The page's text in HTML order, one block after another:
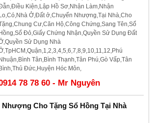
Kiện,Lập Hồ Sơ,Nhận Làm,Nhận
Ở,Đất ở,Chuyển Nhượng,Tại Nhà,Cho
Cư,Căn Hộ,Công Chứng,Sang Tên,Sổ
Đỏ,Giấy Chứng Nhận,Quyền Sử Dụng Đất
Sử Dụng Nhà
Tân,Bình Thạnh,Tân Phú,Gò Vấp,Tân
Đức,Huyện Hóc Môn,
78 78 60 - Mr Nguyên
Nhượng Cho Tặng Sổ Hồng Tại Nhà